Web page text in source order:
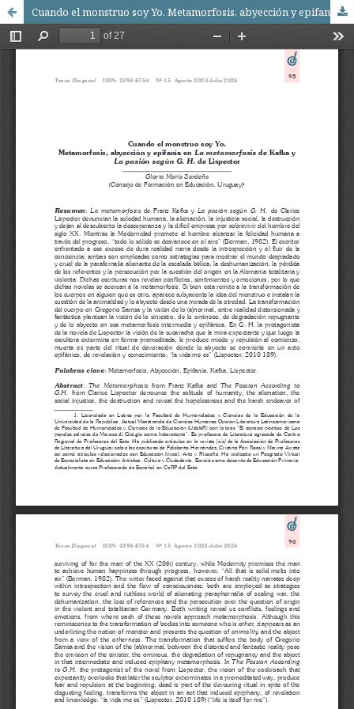
Cuando el monstruo soy Yo. Metamorfosis, abyección y epifanía en La metamorfosis de Kafka y La pasión según G. H. de Lispector